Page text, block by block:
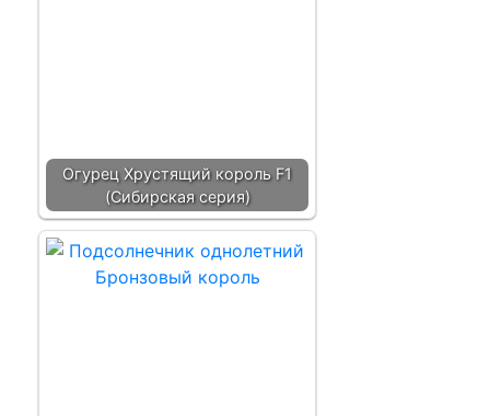
Огурец Хрустящий король F1
(Сибирская серия)